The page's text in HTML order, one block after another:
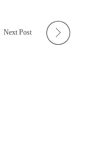
Next Post